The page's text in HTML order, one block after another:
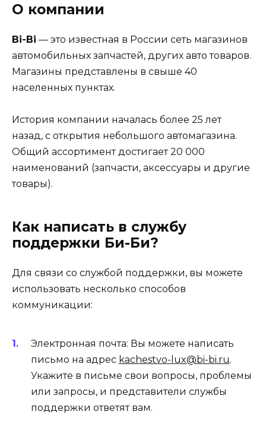
О компании
Bi-Bi — это известная в России сеть магазинов
автомобильных запчастей, других авто товаров.
Магазины представлены в свыше 40
населенных пунктах.
История компании началась более 25 лет
назад, с открытия небольшого автомагазина.
Общий ассортимент достигает 20 000
наименований (запчасти, аксессуары и другие
товары).
Как написать в службу
поддержки Би-Би?
Для связи со службой поддержки, вы можете
использовать несколько способов
коммуникации:
Электронная почта: Вы можете написать
письмо на адрес kachestvo-lux@bi-bi.ru.
Укажите в письме свои вопросы, проблемы
или запросы, и представители службы
поддержки ответят вам.